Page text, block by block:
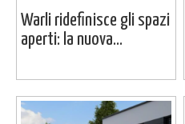
Warli ridefinisce gli spazi
aperti: la nuova...